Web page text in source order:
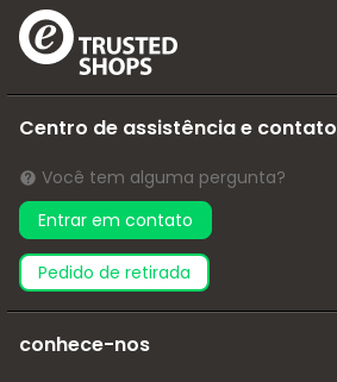
Centro de assistência e contato
Você tem alguma pergunta?
Entrar em contato
pedido de retirada
conhece-nos